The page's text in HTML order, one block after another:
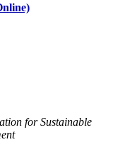
for Sustainable